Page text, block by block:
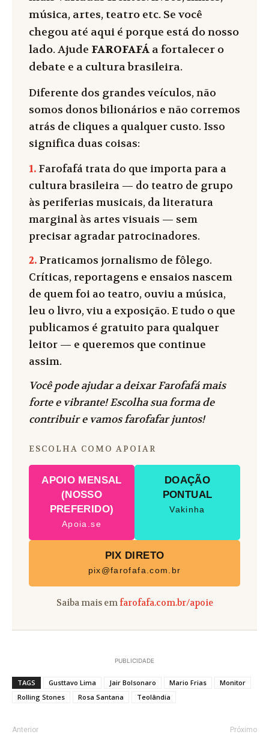
música, artes, teatro etc. Se você
chegou até aqui é porque está do nosso
lado. Ajude FAROFAFÁ a fortalecer o
debate e a cultura brasileira.
Diferente dos grandes veículos, não
somos donos bilionários e não corremos
atrás de cliques a qualquer custo. Isso
significa duas coisas:
1. Farofafá trata do que importa para a
cultura brasileira — do teatro de grupo
às periferias musicais, da literatura
marginal às artes visuais — sem
precisar agradar patrocinadores.
2. Praticamos jornalismo de fôlego.
Críticas, reportagens e ensaios nascem
de quem foi ao teatro, ouviu a música,
leu o livro, viu a exposição. E tudo o que
publicamos é gratuito para qualquer
leitor — e queremos que continue
assim.
Você pode ajudar a deixar Farofafá mais
forte e vibrante! Escolha sua forma de
contribuir e vamos farofafar juntos!
ESCOLHA COMO APOIAR
APOIO MENSAL
(NOSSO
PREFERIDO)
Apoia.se
DOAÇÃO
PONTUAL
Vakinha
PIX DIRETO
pix@farofafa.com.br
Saiba mais emfarofafa.com.br/apoie
PUBLICIDADE
TAGS Gusttavo Lima Jair Bolsonaro Mario Frias
Monitor
Rolling Stones
Rosa Santana Teolândia
Anterior Próximo